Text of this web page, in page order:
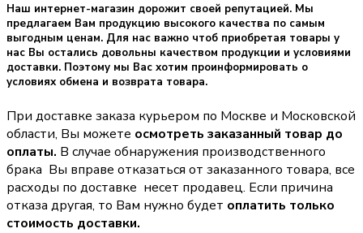
Наш интернет-магазин дорожит своей репутацией. Мы
предлагаем Вам продукцию высокого качества по самым
выгодным ценам. Для нас важно чтоб приобретая товары у
нас Вы остались довольны качеством продукции и условиями
доставки. Поэтому мы Вас хотим проинформировать о
условиях обмена и возврата товара.
При доставке заказа курьером по Москве и Московской
области, Вы можете осмотреть заказанный товар до
оплаты. В случае обнаружения производственного
брака Вы вправе отказаться от заказанного товара, все
расходы по доставке несет продавец. Если причина
отказа другая, то Вам нужно будет оплатить только
стоимость доставки.